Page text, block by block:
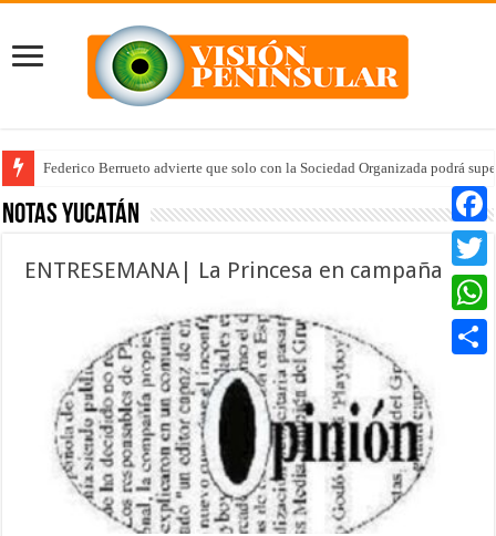
Federico Berrueto advierte que solo con la Sociedad Organizada podrá
Notas Yucatán
ENTRESEMANA| La Princesa en campaña Twitter